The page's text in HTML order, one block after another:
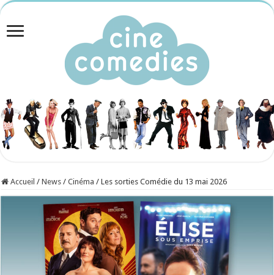
Accueil / News / Cinéma / Les sorties Comédie du 13 mai 2026